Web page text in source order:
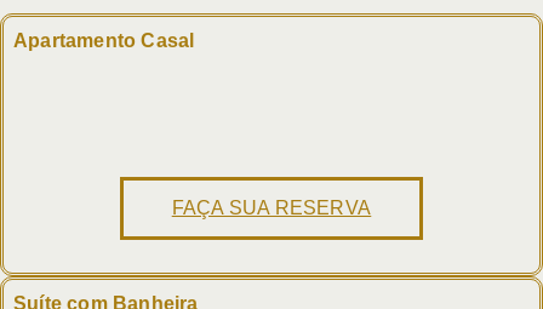
Apartamento Casal
FAÇA SUA RESERVA
Suíte com Banheira